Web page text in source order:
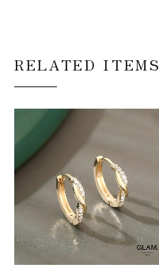
RELATED ITEMS